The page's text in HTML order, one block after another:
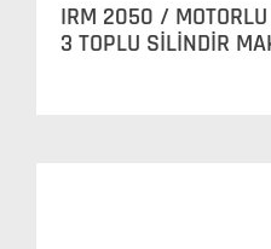
IRM 2050 /
3 TOPLU SİLİNDİR